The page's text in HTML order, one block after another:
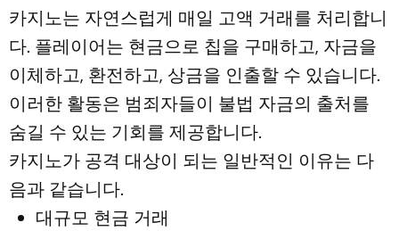
카지노는 자연스럽게 매일 고액 거래를 처리합니
다. 플레이어는 현금으로 칩을 구매하고, 자금을
이체하고, 환전하고, 상금을 인출할 수 있습니다.
이러한 활동은 범죄자들이 불법 자금의 출처를
숨길 수 있는 기회를 제공합니다.
카지노가 공격 대상이 되는 일반적인 이유는 다
음과 같습니다.
대규모 현금 거래